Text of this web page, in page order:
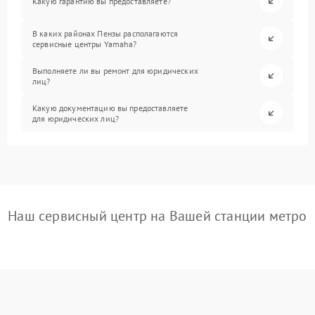
В каких районах Пензы располагаются
сервисные центры Yamaha?
Выполняете ли вы ремонт для юридических
лиц?
Какую документацию вы предоставляете
для юридических лиц?
Наш сервисный центр на Вашей станции метро